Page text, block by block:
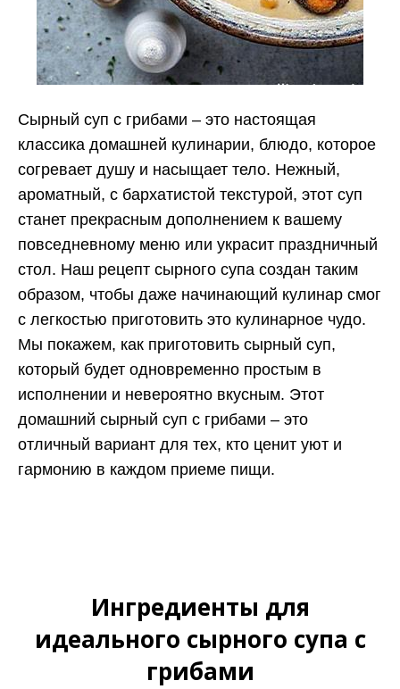
Сырный суп с грибами – это настоящая
классика домашней кулинарии, блюдо, которое
согревает душу и насыщает тело. Нежный,
ароматный, с бархатистой текстурой, этот суп
станет прекрасным дополнением к вашему
повседневному меню или украсит праздничный
стол. Наш рецепт сырного супа создан таким
образом, чтобы даже начинающий кулинар смог
с легкостью приготовить это кулинарное чудо.
Мы покажем, как приготовить сырный суп,
который будет одновременно простым в
исполнении и невероятно вкусным. Этот
домашний сырный суп с грибами – это
отличный вариант для тех, кто ценит уют и
гармонию в каждом приеме пищи.
Ингредиенты для
идеального сырного супа с
грибами